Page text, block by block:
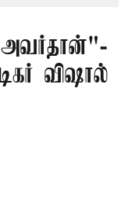
அவர்தான்"-
விஷால்